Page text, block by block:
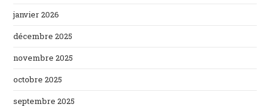
janvier 2026
décembre 2025
novembre 2025
octobre 2025
septembre 2025